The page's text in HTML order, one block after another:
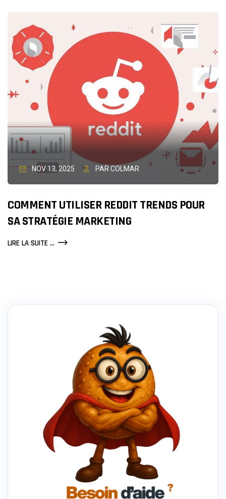
PIRATÉ
FAIRE
?
NOV 13, 2025 PAR COLMAR
COMMENT UTILISER REDDIT TRENDS POUR
SA STRATÉGIE MARKETING
LIRE LA SUITE ...COMMENT